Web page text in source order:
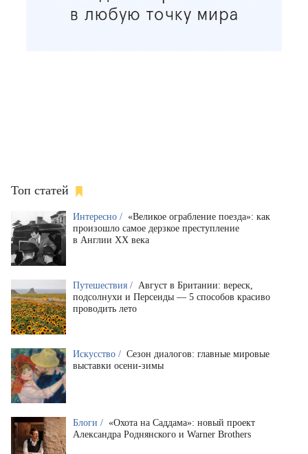
Топ статей
Интересно / «Великое ограбление поезда»: как
произошло самое дерзкое преступление
в Англии XX века
Путешествия / Август в Британии: вереск,
подсолнухи и Персеиды — 5 способов красиво
проводить лето
Искусство / Сезон диалогов: главные мировые
выставки осени-зимы
Блоги / «Охота на Саддама»: новый проект
Александра Роднянского и Warner Brothers